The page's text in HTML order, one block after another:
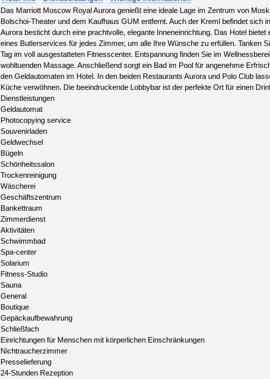
Das Marriott Moscow Royal Aurora genießt eine ideale Lage im Zentrum von
Bolschoi-Theater und dem Kaufhaus GUM entfernt. Auch der Kreml befindet sich
Aurora besticht durch eine prachtvolle, elegante Inneneinrichtung. Das Hotel
eines Butlerservices für jedes Zimmer, um alle Ihre Wünsche zu erfüllen. Tanken
Tag im voll ausgestatteten Fitnesscenter. Entspannung finden Sie im
wohltuenden Massage. Anschließend sorgt ein Bad im Pool für angenehme
den Geldautomaten im Hotel. In den beiden Restaurants Aurora und Polo Club
Küche verwöhnen. Die beeindruckende Lobbybar ist der perfekte Ort für einen
Dienstleistungen
Geldautomat
Photocopying service
Souvenirladen
Geldwechsel
Bügeln
Schönheitssalon
Trockenreinigung
Wäscherei
Geschäftszentrum
Bankettraum
Zimmerdienst
Aktivitäten
Schwimmbad
Spa-center
Solarium
Fitness-Studio
Sauna
General
Boutique
Gepäckaufbewahrung
Schließfach
Einrichtungen für Menschen mit körperlichen Einschränkungen
Nichtraucherzimmer
Presselieferung
24-Stunden Rezeption